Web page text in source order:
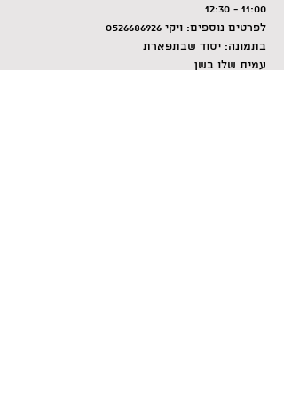
11:00 - 12:30
לפרטים נוספים: ויקי 0526686926
בתמונה: יסוד שבתפארת
עמית שלו בשן